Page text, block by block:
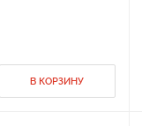
В КОРЗИНУ